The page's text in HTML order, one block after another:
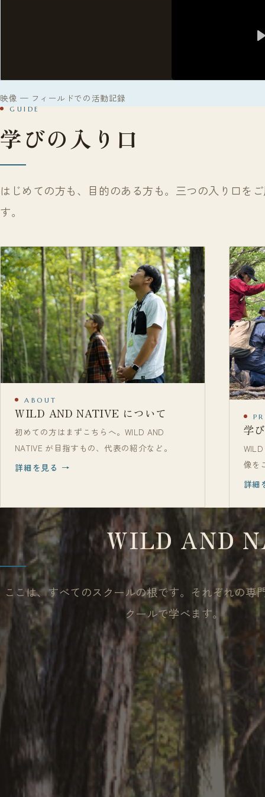
映像 — フィールドでの活動記録
GUIDE
学びの入り口
はじめての方も、目的のある方も。三つの入り口を
す。
ABOUT
WILD AND NATIVE について
初めての方はまずこちらへ。WILD AND
NATIVE が目指すもの、代表の紹介など。
詳細を見る →
学
像を
詳細
WILD AND
ここは、すべてのスクールの根です。それぞれの専
クールで学べます。